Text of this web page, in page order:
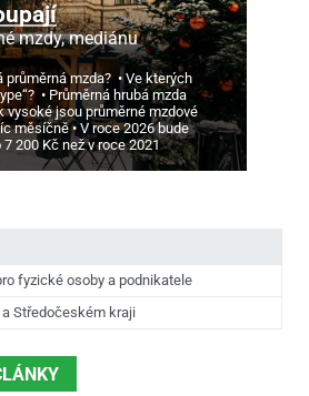
mzdy, mediánu
mzda?
Ve kterých
Průměrná hrubá mzda
vysoké jsou průměrné mzdové
měsíčně
V roce 2026 bude
7 200 Kč než v roce 2021
fyzické osoby a podnikatele
a Středočeském kraji